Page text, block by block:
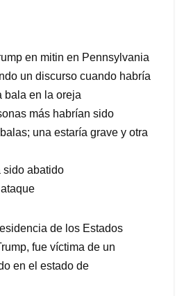
en mitin en Pennsylvania
un discurso cuando habría
bala en la oreja
más habrían sido
una estaría grave y otra
sido abatido
de los Estados
fue víctima de un
en el estado de